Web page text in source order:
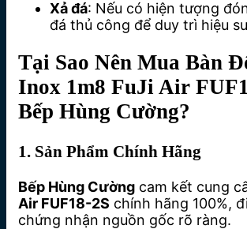
Xả đá: Nếu có hiện tượng
đá thủ công để duy trì hiệu
Tại Sao Nên Mua Bàn
Inox 1m8 FuJi Air
Bếp Hùng Cường?
1. Sản Phẩm Chính Hãng
Bếp Hùng Cường cam kết cung
Air FUF18-2S chính hãng 100%,
chứng nhận nguồn gốc rõ ràng.